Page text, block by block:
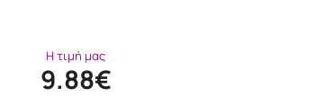
Η τιμή μας
9.88€